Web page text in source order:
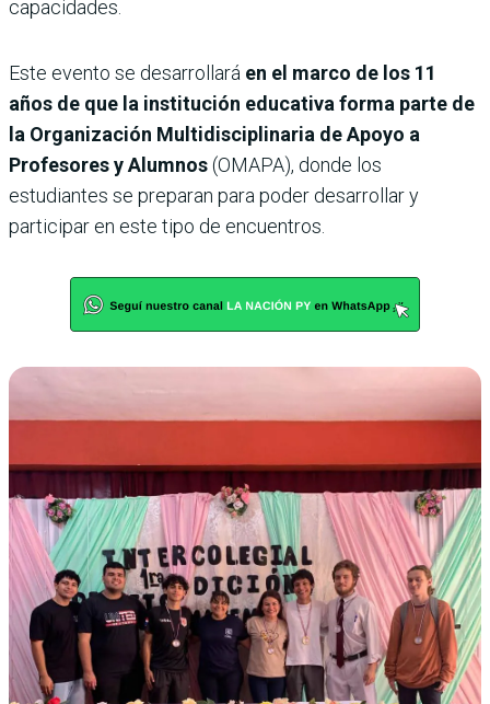
capacidades.
Este evento se desarrollará en el marco de los 11
años de que la institución educativa forma parte de
la Organización Multidisciplinaria de Apoyo a
Profesores y Alumnos(OMAPA), donde los
estudiantes se preparan para poder desarrollar y
participar en este tipo de encuentros.